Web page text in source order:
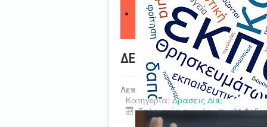
ΔΕΛΤΙΟ ΤΥΠΟΥ - Κοπή
Λεπτομέρειες
Κατηγορία: Δράσεις ΔΠΕ
Τελευταία ενημέρωση : 04